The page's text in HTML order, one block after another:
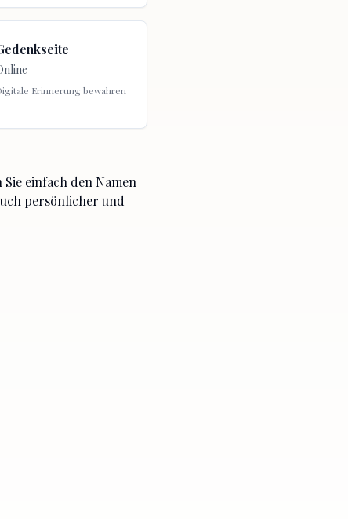
Erinnerung bewahren
einfach den Namen
persönlicher und